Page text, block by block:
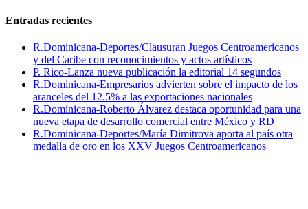
Entradas recientes
R.Dominicana-Deportes/Clausuran Juegos Centroamericanos
y del Caribe con reconocimientos y actos artísticos
P. Rico-Lanza nueva publicación la editorial 14 segundos
R.Dominicana-Empresarios advierten sobre el impacto de los
aranceles del 12.5% a las exportaciones nacionales
R.Dominicana-Roberto Álvarez destaca oportunidad para una
nueva etapa de desarrollo comercial entre México y RD
R.Dominicana-Deportes/María Dimitrova aporta al país otra
medalla de oro en los XXV Juegos Centroamericanos